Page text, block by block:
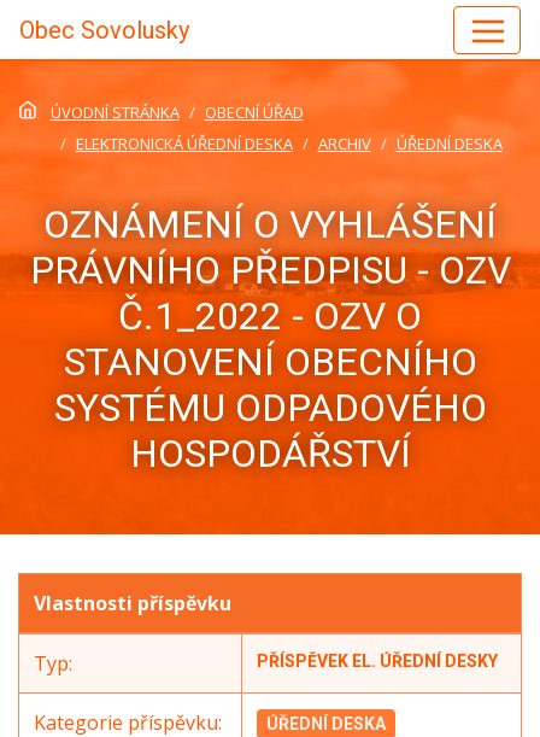
Obec Sovolusky
ÚVODNÍ STRÁNKA
OBECNÍ ÚŘAD
ELEKTRONICKÁ ÚŘEDNÍ DESKA
ARCHIV ÚŘEDNÍ DESKA
OZNÁMENÍ O VYHLÁŠENÍ
PRÁVNÍHO PŘEDPISU - OZV
Č.1_2022 - OZV O
STANOVENÍ OBECNÍHO
SYSTÉMU ODPADOVÉHO
HOSPODÁŘSTVÍ
Vlastnosti příspěvku
Typ: PŘÍSPĚVEK EL. ÚŘEDNÍ DESKY
Kategorie příspěvku: ÚŘEDNÍ DESKA